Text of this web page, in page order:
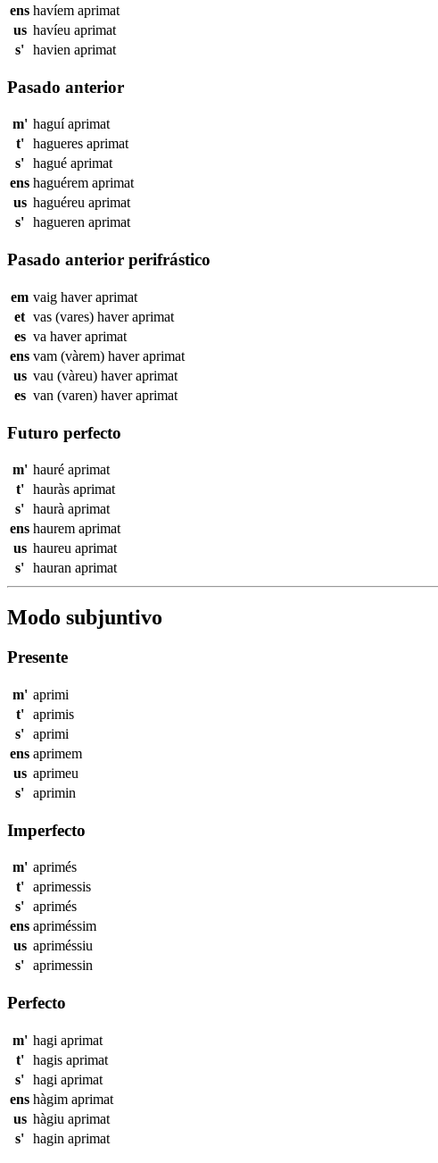
ens havíem aprimat
us havíeu aprimat
s' havien aprimat
Pasado anterior
m' haguíaprimat
t'
hagueres aprimat
s' hagué aprimat
ens haguérem aprimat
us haguéreu aprimat
s' hagueren aprimat
Pasado anterior perifrástico
em vaig haveraprimat
et vas (vares) haveraprimat
es va haveraprimat
ens vam (vàrem) haveraprimat
us vau (vàreu) haveraprimat
es van (varen) haveraprimat
Futuro perfecto
m' hauré aprimat
t'
hauràs aprimat
s' haurà aprimat
ens haurem aprimat
us haureu aprimat
s' hauran aprimat
Modo subjuntivo
Presente
m' aprimi
t'
aprimis
s' aprimi
ens aprimem
us aprimeu
s' aprimin
Imperfecto
m' aprimés
t'
aprimessis
s' aprimés
ens apriméssim
us apriméssiu
s' aprimessin
Perfecto
m' hagi aprimat
t'
hagis aprimat
s' hagi aprimat
ens hàgim aprimat
us hàgiu aprimat
s' hagin aprimat